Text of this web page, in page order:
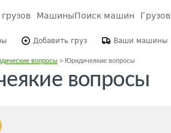
МашиныПоиск машин
Добавить груз Ваши машины
вопросы> Юридичеякие вопросы
вопросы